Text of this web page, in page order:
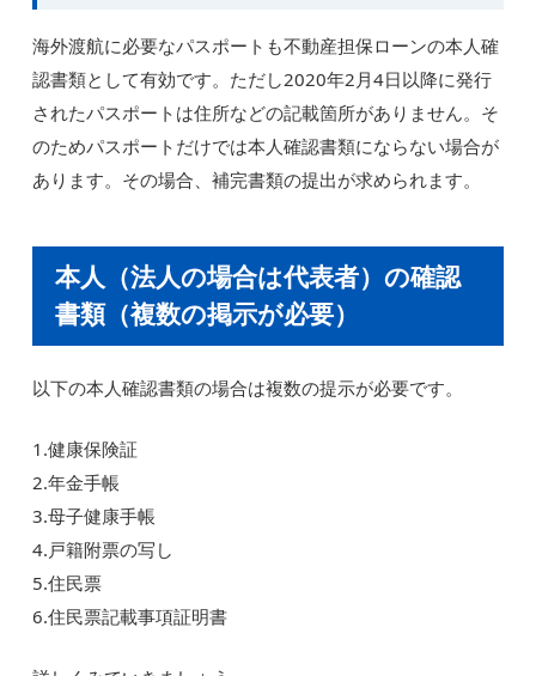
海外渡航に必要なパスポートも不動産担保ローンの本人確
認書類として有効です。ただし2020年2月4日以降に発行
されたパスポートは住所などの記載箇所がありません。そ
のためパスポートだけでは本人確認書類にならない場合が
あります。その場合、補完書類の提出が求められます。
本人（法人の場合は代表者）の確認
書類（複数の掲示が必要）
以下の本人確認書類の場合は複数の提示が必要です。
1.健康保険証
2.年金手帳
3.母子健康手帳
4.戸籍附票の写し
5.住民票
6.住民票記載事項証明書